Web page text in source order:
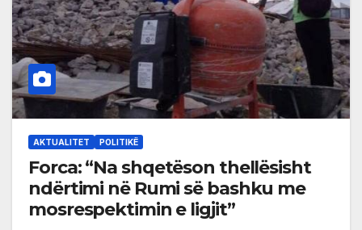
AKTUALITET POLITIKË
Forca: “Na shqetëson thellësisht
ndërtimi në Rumi së bashku me
mosrespektimin e ligjit”